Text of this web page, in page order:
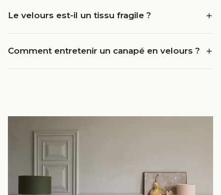
Le velours est-il un tissu fragile ?
Comment entretenir un canapé en velours ?